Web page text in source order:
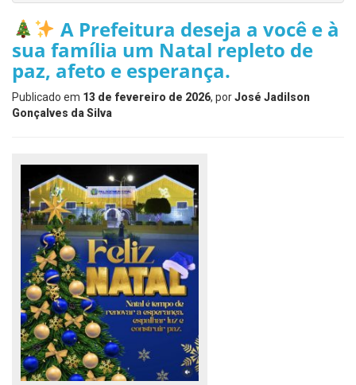
A Prefeitura deseja a você e à
sua família um Natal repleto de
paz, afeto e esperança.
Publicado em 13 de fevereiro de 2026, porJosé Jadilson
Gonçalves da Silva